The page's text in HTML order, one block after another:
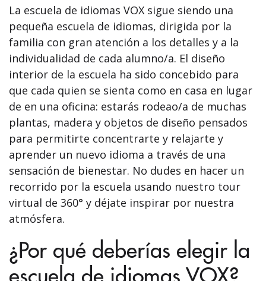
La escuela de idiomas VOX sigue siendo una
pequeña escuela de idiomas, dirigida por la
familia con gran atención a los detalles y a la
individualidad de cada alumno/a. El diseño
interior de la escuela ha sido concebido para
que cada quien se sienta como en casa en lugar
de en una oficina: estarás rodeao/a de muchas
plantas, madera y objetos de diseño pensados
para permitirte concentrarte y relajarte y
aprender un nuevo idioma a través de una
sensación de bienestar. No dudes en hacer un
recorrido por la escuela usando nuestro tour
virtual de 360° y déjate inspirar por nuestra
atmósfera.
¿Por qué deberías elegir la
escuela de idiomas VOX?